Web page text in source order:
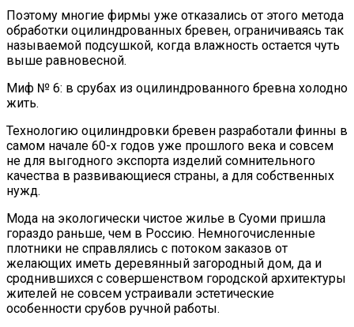
Поэтому многие фирмы уже отказались от этого метода
обработки оцилиндрованных бревен, ограничиваясь так
называемой подсушкой, когда влажность остается чуть
выше равновесной.
Миф № 6: в срубах из оцилиндрованного бревна холодно
жить.
Технологию оцилиндровки бревен разработали финны в
самом начале 60-х годов уже прошлого века и совсем
не для выгодного экспорта изделий сомнительного
качества в развивающиеся страны, а для собственных
нужд.
Мода на экологически чистое жилье в Суоми пришла
гораздо раньше, чем в Россию. Немногочисленные
плотники не справлялись с потоком заказов от
желающих иметь деревянный загородный дом, да и
сроднившихся с совершенством городской архитектуры
жителей не совсем устраивали эстетические
особенности срубов ручной работы.